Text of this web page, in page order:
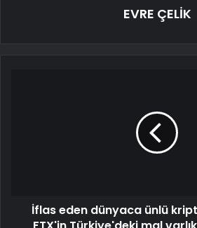
EVRE ÇELİK
İflas eden dünyaca ünlü